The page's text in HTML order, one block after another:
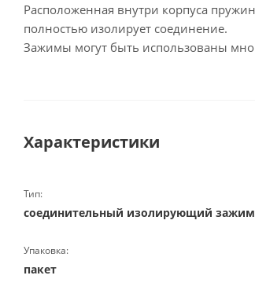
Расположенная внутри корпуса
полностью изолирует соединение.
Зажимы могут быть использованы
Характеристики
Тип:
соединительный изолирующий зажим
Упаковка:
пакет